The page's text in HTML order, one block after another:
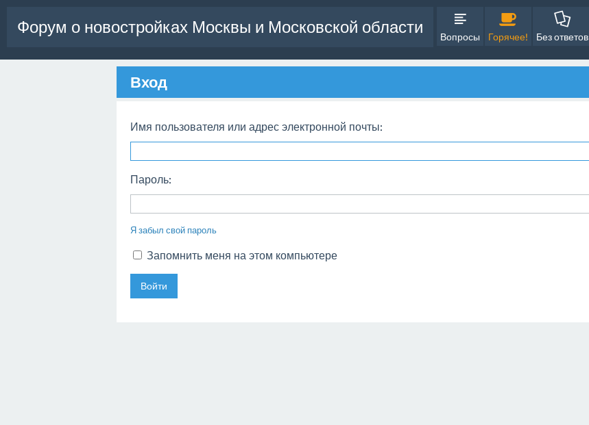
Форум о новостройках Москвы и Московской области
Вопросы Горячее! Без ответов
Вход
Имя пользователя или адрес электронной почты:
Пароль:
Я забыл свой пароль
Запомнить меня на этом компьютере